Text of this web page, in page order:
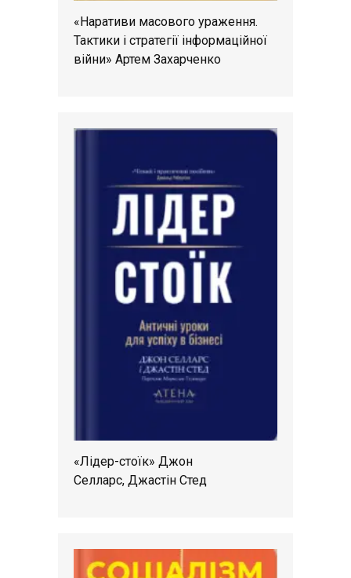
«Наративи масового ураження.
Тактики і стратегії інформаційної
війни» Артем Захарченко
«Лідер-стоїк» Джон
Селларс, Джастін Стед